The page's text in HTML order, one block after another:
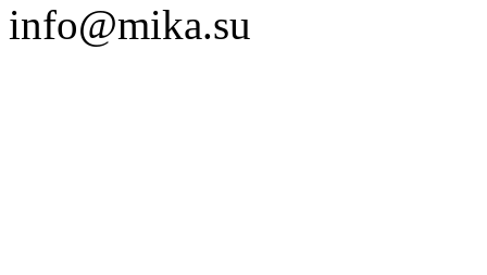
info@mika.su